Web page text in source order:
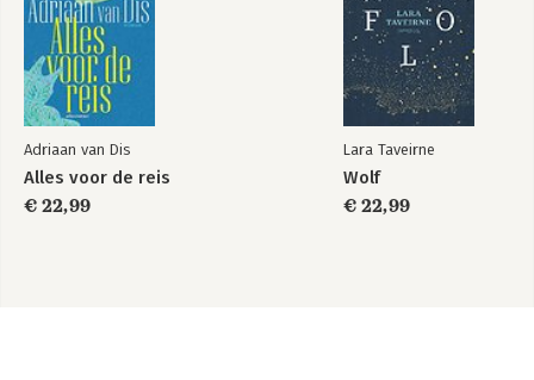
Adriaan van Dis
Alles voor de reis
€ 22,99
Lara Taveirne
Wolf
€ 22,99